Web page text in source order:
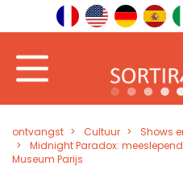
ontvangst Cultuur
Shows
Midnight Paradox:
Museum Parijs